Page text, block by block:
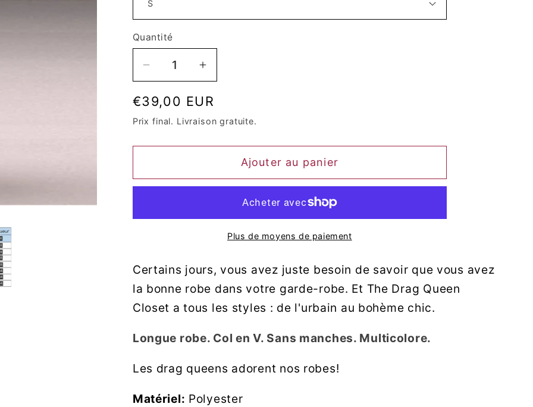
Quantité
Quantité
Réduire
quantité
de
Queen
Augmenter
quantité
de
Queen
Prix
habituel
€39,00 EUR
Prix ​​final. Livraison gratuite.
Ajouter au panier
Plus de moyens de paiement
Certains jours, vous avez juste besoin de savoir que vous avez
la bonne robe dans votre garde-robe. Et The Drag Queen
Closet a tous les styles : de l'urbain au bohème chic.
Longue robe. Col en V. Sans manches. Multicolore.
Les drag queens adorent nos robes!
Matériel: Polyester